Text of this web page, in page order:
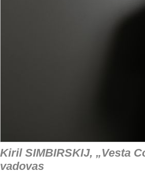
Kiril SIMBIRSKIJ, „Vesta
vadovas